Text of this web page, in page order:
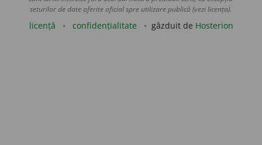
seturilor de date oferite oficial spre utilizare publică (vezi licența).
licență confidențialitate găzduit de Hosterion